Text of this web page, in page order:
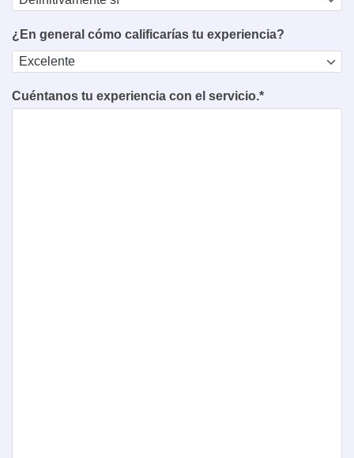
¿En general cómo calificarías tu experiencia?
Cuéntanos tu experiencia con el servicio.*